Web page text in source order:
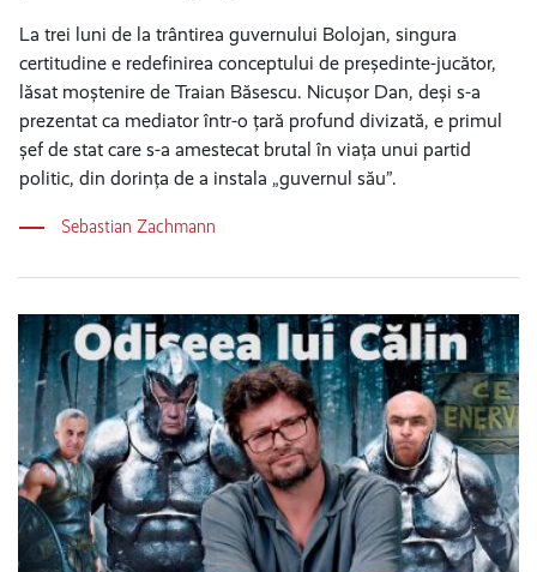
La trei luni de la trântirea guvernului Bolojan, singura
certitudine e redefinirea conceptului de președinte-jucător,
lăsat moștenire de Traian Băsescu. Nicușor Dan, deși s-a
prezentat ca mediator într-o țară profund divizată, e primul
șef de stat care s-a amestecat brutal în viața unui partid
politic, din dorința de a instala „guvernul său”.
Sebastian Zachmann